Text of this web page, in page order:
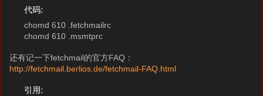
代码:
chomd 610 .fetchmailrc
chomd 610 .msmtprc
还有记一下fetchmail的官方FAQ：
http://fetchmail.berlios.de/fetchmail-FAQ.html
引用: